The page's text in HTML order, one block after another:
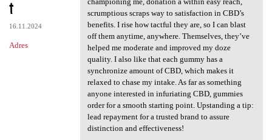
t
16.11.2024
Adres
scrumptious scraps way to satisfaction in CBD’s
benefits. I rise how tactful they are, so I can blast
off them anytime, anywhere. Themselves, they’ve
helped me moderate and improved my doze
quality. I also like that each gummy has a
synchronize amount of CBD, which makes it
relaxed to chase my intake. As far as something
anyone interested in infuriating CBD, gummies
order for a smooth starting point. Upstanding a tip:
lead repayment for a trusted brand to assure
distinction and effectiveness!